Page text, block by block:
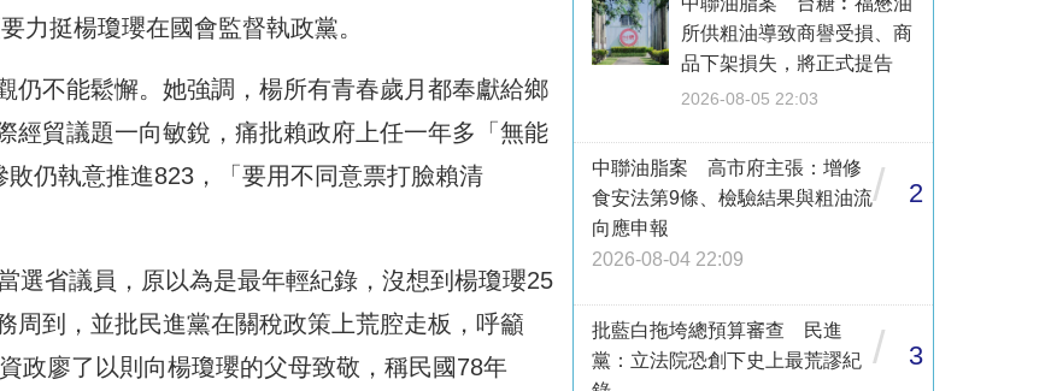
力挺楊瓊瓔在國會監督執政黨。
仍不能鬆懈。她強調，楊所有青春歲月都奉獻給鄉
經貿議題一向敏銳，痛批賴政府上任一年多「無能
仍執意推進823，「要用不同意票打臉賴清
選省議員，原以為是最年輕紀錄，沒想到楊瓊瓔25
周到，並批民進黨在關稅政策上荒腔走板，呼籲
政廖了以則向楊瓊瓔的父母致敬，稱民國78年
所供粗油導致商譽受損、商
品下架損失，將正式提告
2026-08-05 22:03
中聯油脂案 高市府主張：增修
食安法第9條、檢驗結果與粗油流
向應申報
2026-08-04 22:09
/ 2
批藍白拖垮總預算審查 民進
黨：立法院恐創下史上最荒謬紀 / 3